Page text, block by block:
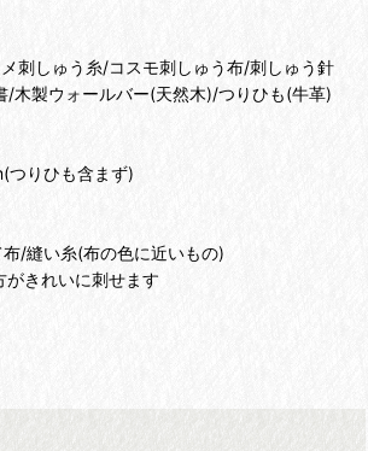
刺しゅう糸/コスモ刺しゅう布/刺しゅう針
/木製ウォールバー(天然木)/つりひも(牛革)
りひも含まず)
/縫い糸(布の色に近いもの)
きれいに刺せます